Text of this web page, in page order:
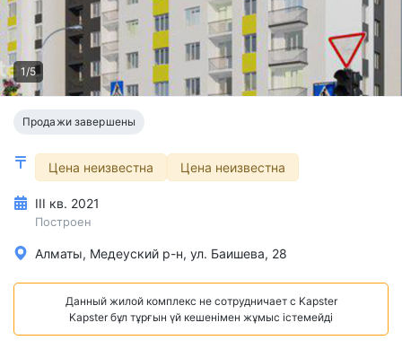
1/5
Продажи завершены
Цена неизвестна Цена неизвестна
III кв. 2021
Построен
Алматы, Медеуский р-н, ул. Баишева, 28
Данный жилой комплекс не сотрудничает с Kapster
Kapster бұл тұрғын үй кешенімен жұмыс істемейді